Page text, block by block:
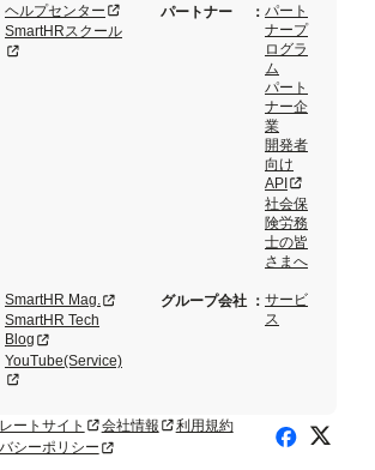
ヘルプセンター 新規タブまたはウィンドウで開く
SmartHRスクール
新規タブまたはウィンドウで開く
SmartHR Mag.新規タブまたはウィンドウで開く
SmartHR Tech
Blog 新規タブまたはウィンドウで開く
YouTube(Service)
新規タブまたはウィンドウで開く
パートナー ： パート
ナープ
ログラ
ム
パート
ナー企
業
開発者
向け
API新規タブま
社会保
険労務
士の皆
さまへ
グループ会社 ： サービ
ス
ートサイト 新規タブまたはウィンドウで開く
会社情報新規タブまたはウィンドウで開く
利用規約
シーポリシー新規タブまたはウィンドウで開くFacebook
X